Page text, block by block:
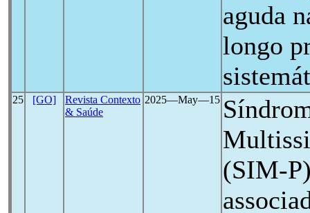
aguda
longo
25 [GO]
Revista Contexto
& Saúde
2025―May―15
(SIM-